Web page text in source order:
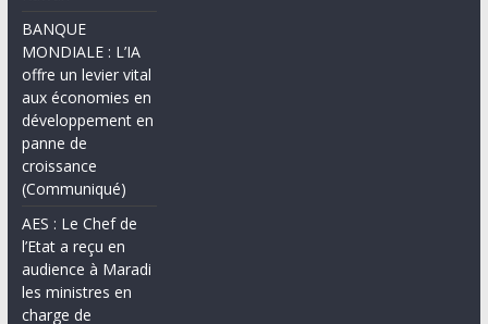
BANQUE
MONDIALE : L’IA
offre un levier vital
aux économies en
développement en
panne de
croissance
(Communiqué)
AES : Le Chef de
l’Etat a reçu en
audience à Maradi
les ministres en
charge de